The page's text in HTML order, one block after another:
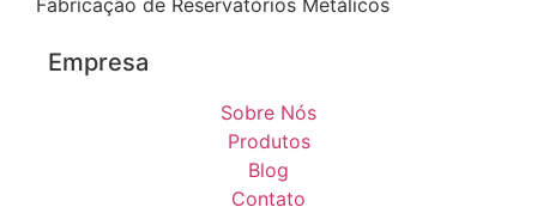
Empresa
Sobre Nós
Produtos
Blog
Contato